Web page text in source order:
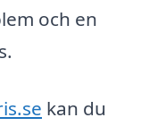
och en
kan du